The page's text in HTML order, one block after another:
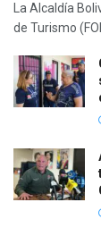
La Alcaldía
de Turismo